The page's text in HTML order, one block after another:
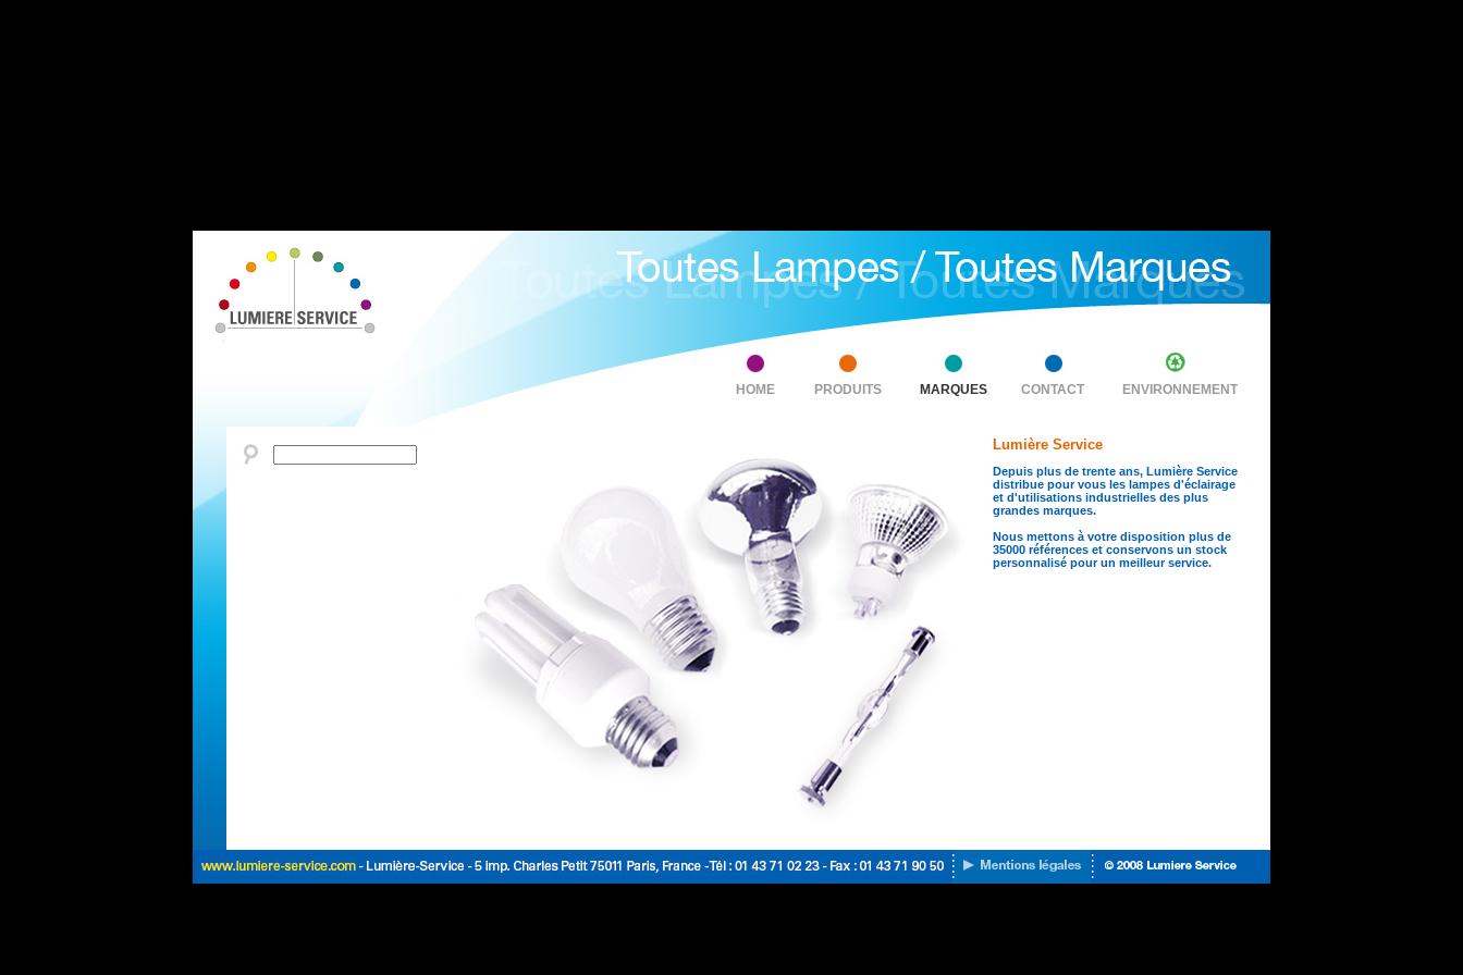
HOME PRODUITS MARQUES CONTACT ENVIRONNEMENT
Lumière Service
Depuis plus de trente ans, Lumière Service
distribue pour vous les lampes d'éclairage
et d'utilisations industrielles des plus
grandes marques.
Nous mettons à votre disposition plus de
35000 références et conservons un stock
personnalisé pour un meilleur service.